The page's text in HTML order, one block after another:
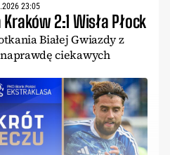
23:05
Kraków 2:1 Wisła Płock
Białej Gwiazdy z
ciekawych